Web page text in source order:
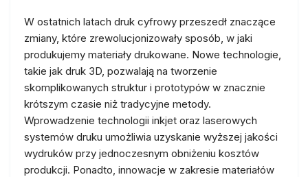
W ostatnich latach druk cyfrowy przeszedł znaczące
zmiany, które zrewolucjonizowały sposób, w jaki
produkujemy materiały drukowane. Nowe technologie,
takie jak druk 3D, pozwalają na tworzenie
skomplikowanych struktur i prototypów w znacznie
krótszym czasie niż tradycyjne metody.
Wprowadzenie technologii inkjet oraz laserowych
systemów druku umożliwia uzyskanie wyższej jakości
wydruków przy jednoczesnym obniżeniu kosztów
produkcji. Ponadto, innowacje w zakresie materiałów